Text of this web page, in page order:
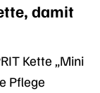
damit
Kette „Mini
Pflege